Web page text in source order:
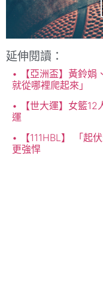
延伸閱讀：
【亞洲盃】黃鈴娟
就從哪裡爬起來」
【世大運】女籃
運
【111HBL】 「起
更強悍